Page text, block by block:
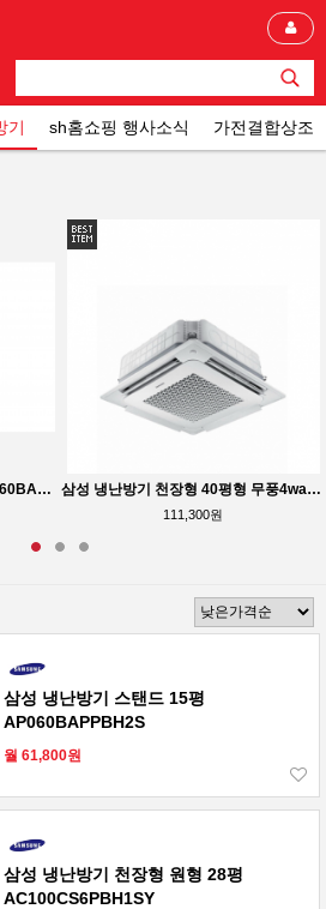
기 sh홈쇼핑 행사소식 가전결합상조
삼성 냉난방기 스탠드 15평 AP060BAPPBH2S 삼성 냉난방기 천장형 40평형 무풍4way AC145BS4PHH7SY
111,300원
삼성 냉난방기 스탠드 15평
AP060BAPPBH2S
월 61,800원
삼성 냉난방기 천장형 원형 28평
AC100CS6PBH1SY